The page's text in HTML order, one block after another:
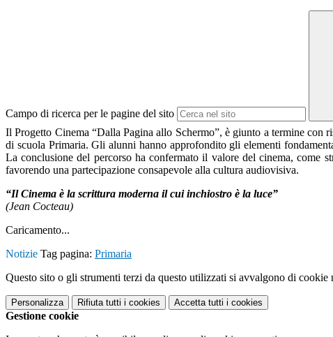
Campo di ricerca per le pagine del sito
Il Progetto Cinema “Dalla Pagina allo Schermo”, è giunto a termine
di scuola Primaria. Gli alunni hanno approfondito gli elementi
La conclusione del percorso ha confermato il valore del cinema, come
favorendo una partecipazione consapevole alla cultura audiovisiva.
“Il Cinema è la scrittura moderna il cui inchiostro è la luce”
(Jean Cocteau)
Caricamento...
Notizie Tag pagina: Primaria
Questo sito o gli strumenti terzi da questo utilizzati si avvalgono di
Personalizza Rifiuta tutti i cookies Accetta tutti i cookies
Gestione cookie